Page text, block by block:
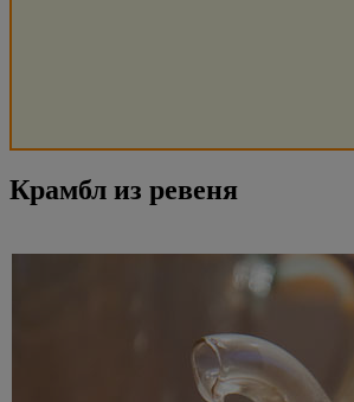
Крамбл из ревеня